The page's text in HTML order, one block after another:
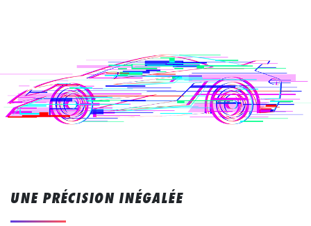
UNE PRÉCISION INÉGALÉE